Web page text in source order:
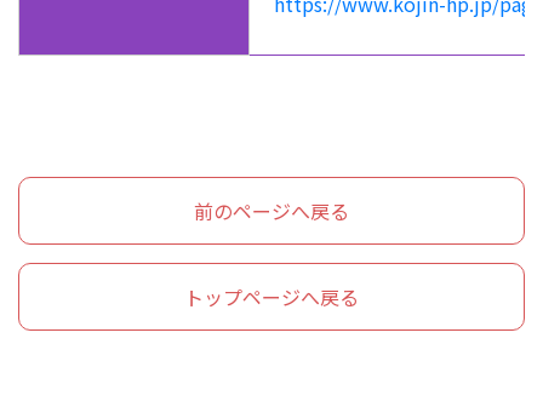
前のページへ戻る
トップページへ戻る